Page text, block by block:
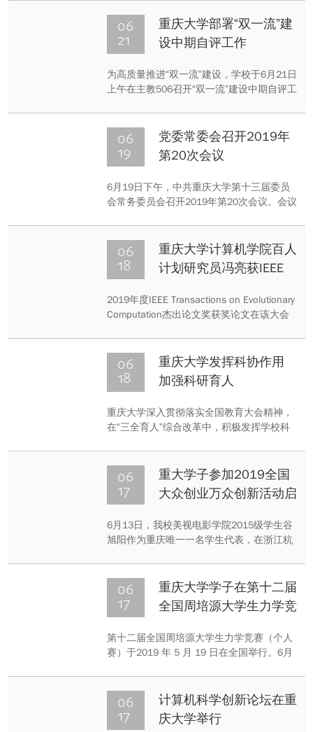
炬主持报告会。
06
21
重庆大学部署“双一流”建
设中期自评工作
为高质量推进“双一流”建设，学校于6月21日
上午在主教506召开“双一流”建设中期自评工
工作进行了部署，周旬书记、张宗益校长出
席会议并就自评工作提出了相关要求。学
校“双一流”整体建设及学科建设各任务单位
06
19
党委常委会召开2019年
第20次会议
6月19日下午，中共重庆大学第十三届委员
会常务委员会召开2019年第20次会议。会议
06
18
重庆大学计算机学院百人
计划研究员冯亮获IEEE
Evolutionary
论文奖
2019年度IEEE Transactions on Evolutionary
Computation杰出论文奖获奖论文在该大会
06
18
重庆大学发挥科协作用
加强科研育人
重庆大学深入贯彻落实全国教育大会精神，
在“三全育人”综合改革中，积极发挥学校科
体、发挥育人作用。
06
17
重大学子参加2019全国
大众创业万众创新活动启
6月13日，我校美视电影学院2015级学生谷
旭阳作为重庆唯一一名学生代表，在浙江杭
共中央政治局常委、国务院总理李克强重要
讲话，并被接见。
06
17
重庆大学学子在第十二届
全国周培源大学生力学竞
第十二届全国周培源大学生力学竞赛（个人
赛）于2019 年 5 月 19 日在全国举行。6月
81人），2人荣获全国二等奖（共计137
人），51人荣获全国三等奖，取得了可喜成
绩。
06
17
计算机科学创新论坛在重
庆大学举行